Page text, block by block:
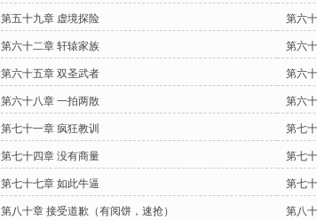
第五十九章 虚境探险 第六
第六十二章 轩辕家族 第六
第六十五章 双圣武者 第六
第六十八章 一拍两散 第六
第七十一章 疯狂教训 第七
第七十四章 没有商量 第七
第七十七章 如此牛逼 第七
第八十章 接受道歉（有阅饼，速抢） 第八